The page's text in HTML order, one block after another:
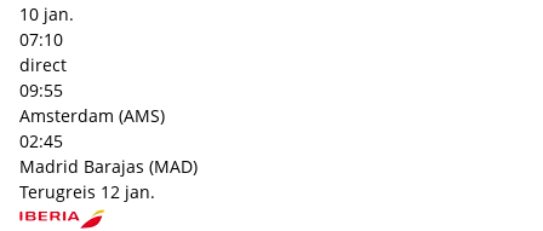
10 jan.
07:10
direct
09:55
Amsterdam (AMS)
02:45
Madrid Barajas (MAD)
Terugreis 12 jan.